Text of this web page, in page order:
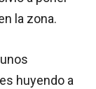
la zona.
huyendo a